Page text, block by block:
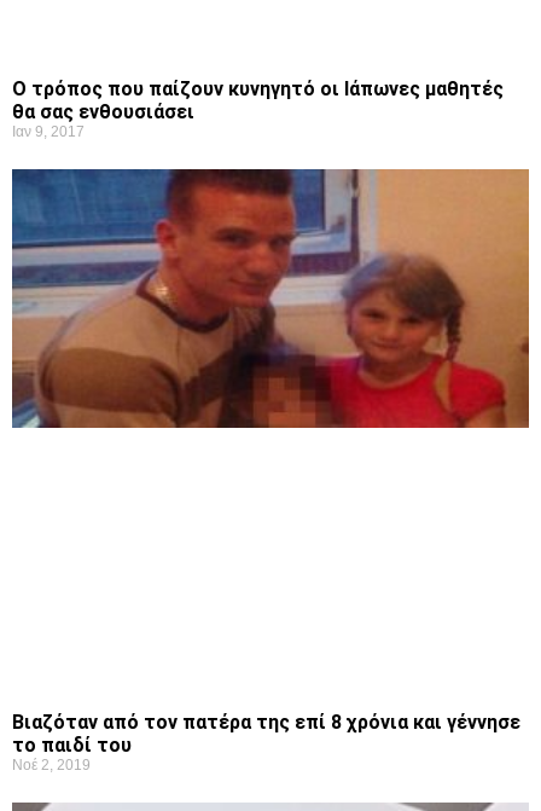
Ο τρόπος που παίζουν κυνηγητό οι Ιάπωνες μαθητές
θα σας ενθουσιάσει
Ιαν 9, 2017
Βιαζόταν από τον πατέρα της επί 8 χρόνια και γέννησε
το παιδί του
Νοέ 2, 2019